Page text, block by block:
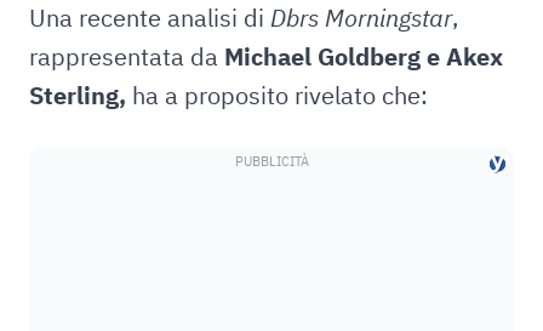
Una recente analisi di Dbrs Morningstar,
rappresentata da Michael Goldberg e Akex
Sterling, ha a proposito rivelato che: